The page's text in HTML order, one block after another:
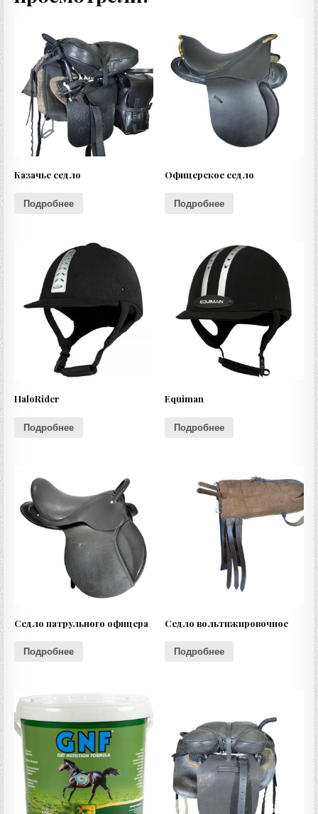
Казачье седло
Подробнее
Офицерское седло
Подробнее
HaloRider
Подробнее
Equiman
Подробнее
Седло патрульного офицера
Подробнее
Седло вольтижировочное
Подробнее